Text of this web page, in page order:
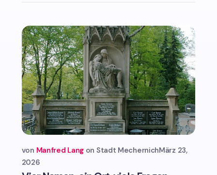
von Manfred Lang Stadt MechernichMärz 23,
2026